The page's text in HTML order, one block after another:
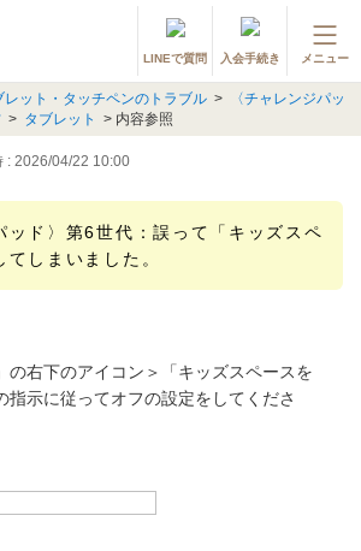
LINEで質問 入会手続き メニュー
種お手続き
グイン
続き・照会)
い合わせ
質問・手続きはこちら
講座
レット・タッチペンのトラブル >
〈チャレンジパッ
> タブレット > 内容参照
: 2026/04/22 10:00
ッド〉第6世代：誤って「キッズスペ
しまいました。
の右下のアイコン＞「キッズスペースを
指示に従ってオフの設定をしてくださ